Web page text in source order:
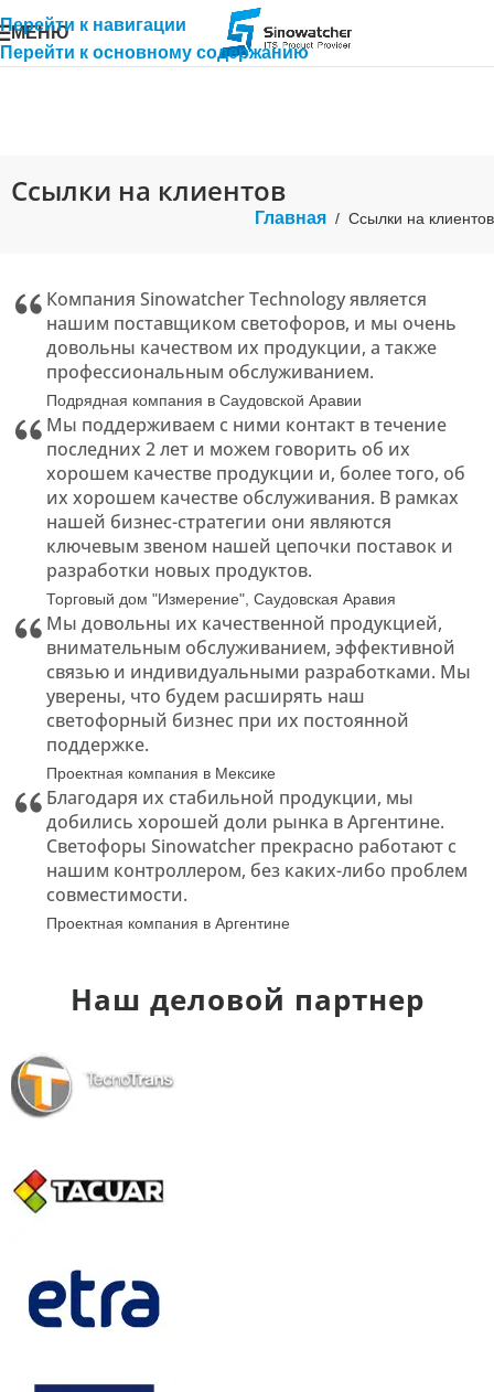
Перейти к навигации
Перейти к основному содержанию
МЕНЮ
Ссылки на клиентов
Главная / Ссылки на клиентов
Компания Sinowatcher Technology является
нашим поставщиком светофоров, и мы очень
довольны качеством их продукции, а также
профессиональным обслуживанием.
Подрядная компания в Саудовской Аравии
Мы поддерживаем с ними контакт в течение
последних 2 лет и можем говорить об их
хорошем качестве продукции и, более того, об
их хорошем качестве обслуживания. В рамках
нашей бизнес-стратегии они являются
ключевым звеном нашей цепочки поставок и
разработки новых продуктов.
Торговый дом "Измерение", Саудовская Аравия
Мы довольны их качественной продукцией,
внимательным обслуживанием, эффективной
связью и индивидуальными разработками. Мы
уверены, что будем расширять наш
светофорный бизнес при их постоянной
поддержке.
Проектная компания в Мексике
Благодаря их стабильной продукции, мы
добились хорошей доли рынка в Аргентине.
Светофоры Sinowatcher прекрасно работают с
нашим контроллером, без каких-либо проблем
совместимости.
Проектная компания в Аргентине
Наш деловой партнер